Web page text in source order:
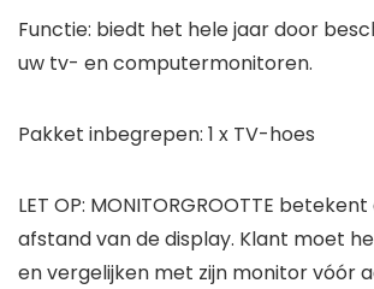
Functie: biedt het hele jaar door
uw tv- en computermonitoren.
Pakket inbegrepen: 1 x TV-hoes
LET OP: MONITORGROOTTE
afstand van de display. Klant moet
en vergelijken met zijn monitor vóór